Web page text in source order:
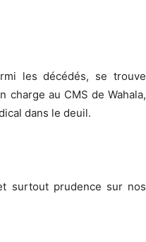
les décédés, se trouve
charge au CMS de Wahala,
dans le deuil.
surtout prudence sur nos